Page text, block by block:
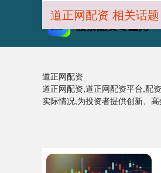
道正网配资
道正网配资,道正网配资平台,配
实际情况,为投资者提供创新、高
道正网配资 相关话题